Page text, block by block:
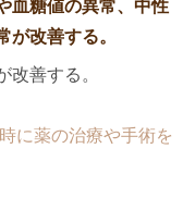
血糖値の異常、中性
が改善する。
改善する。
に薬の治療や手術を